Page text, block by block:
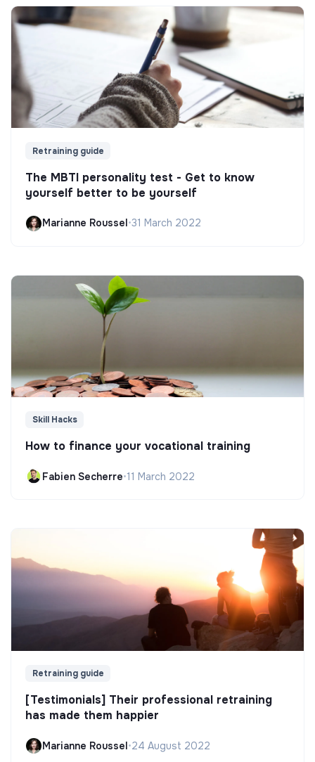
Retraining guide
The MBTI personality test - Get to know
yourself better to be yourself
Marianne Roussel •31 March 2022
Skill Hacks
How to finance your vocational training
Fabien Secherre•11 March 2022
Retraining guide
[Testimonials] Their professional retraining
has made them happier
Marianne Roussel•24 August 2022